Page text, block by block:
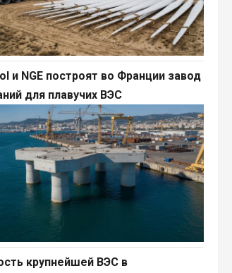
и NGE построят во Франции завод
для плавучих ВЭС
крупнейшей ВЭС в